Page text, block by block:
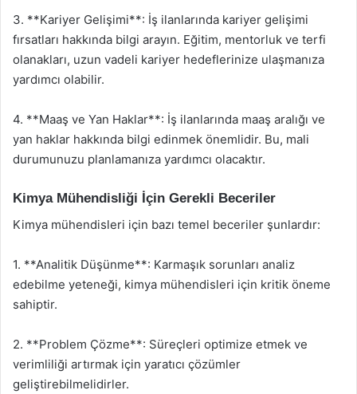
3. **Kariyer Gelişimi**: İş ilanlarında kariyer gelişimi
fırsatları hakkında bilgi arayın. Eğitim, mentorluk ve terfi
olanakları, uzun vadeli kariyer hedeflerinize ulaşmanıza
yardımcı olabilir.
4. **Maaş ve Yan Haklar**: İş ilanlarında maaş aralığı ve
yan haklar hakkında bilgi edinmek önemlidir. Bu, mali
durumunuzu planlamanıza yardımcı olacaktır.
Kimya Mühendisliği İçin Gerekli Beceriler
Kimya mühendisleri için bazı temel beceriler şunlardır:
1. **Analitik Düşünme**: Karmaşık sorunları analiz
edebilme yeteneği, kimya mühendisleri için kritik öneme
sahiptir.
2. **Problem Çözme**: Süreçleri optimize etmek ve
verimliliği artırmak için yaratıcı çözümler
geliştirebilmelidirler.